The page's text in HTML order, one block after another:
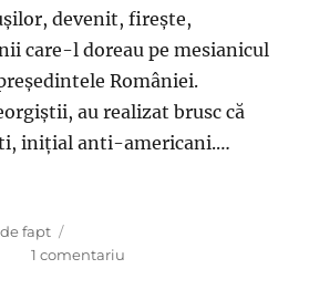
devenit, fireşte,
care-l doreau pe mesianicul
României.
au realizat brusc că
iniţial anti-americani.…
fapt
1 comentariu